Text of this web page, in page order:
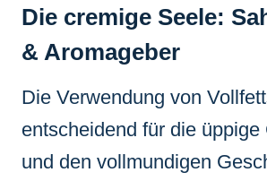
Die cremige Seele:
& Aromageber
Die Verwendung von
entscheidend für die üppige
und den vollmundigen